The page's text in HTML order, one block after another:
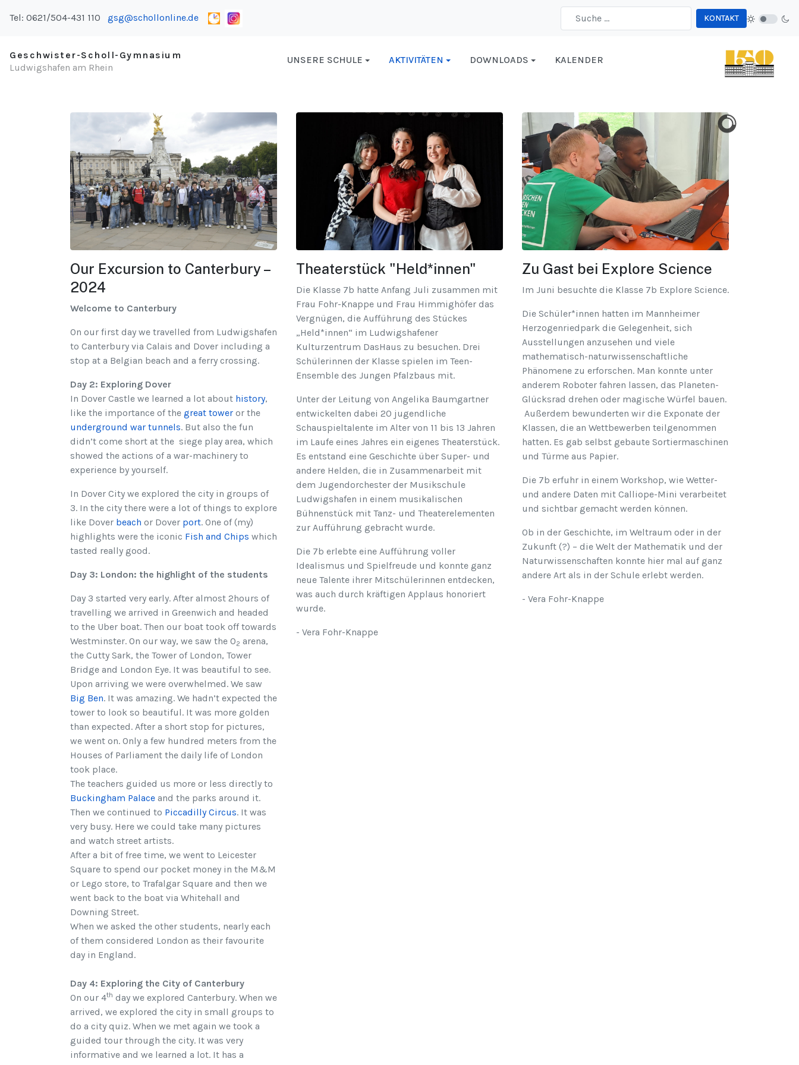
Tel: 0621/504-431 110 gsg@schollonline.de
KONTAKT
Geschwister-Scholl-Gymnasium
Ludwigshafen am Rhein
UNSERE SCHULE AKTIVITÄTEN DOWNLOADS KALENDER
Our Excursion to Canterbury –
2024
Welcome to Canterbury
On our first day we travelled from Ludwigshafen
to Canterbury via Calais and Dover including a
stop at a Belgian beach and a ferry crossing.
Day 2: Exploring Dover
In Dover Castle we learned a lot about history,
like the importance of the great tower or the
underground war tunnels. But also the fun
didn’t come short at the siege play area, which
showed the actions of a war-machinery to
experience by yourself.
In Dover City we explored the city in groups of
3. In the city there were a lot of things to explore
like Dover beach or Dover port. One of (my)
highlights were the iconic Fish and Chips which
tasted really good.
Day 3: London: the highlight of the students
Day 3 started very early. After almost 2hours of
travelling we arrived in Greenwich and headed
to the Uber boat. Then our boat took off towards
Westminster. On our way, we saw the O2 arena,
the Cutty Sark, the Tower of London, Tower
Bridge and London Eye. It was beautiful to see.
Upon arriving we were overwhelmed. We saw
Big Ben. It was amazing. We hadn’t expected the
tower to look so beautiful. It was more golden
than expected. After a short stop for pictures,
we went on. Only a few hundred meters from the
Houses of Parliament the daily life of London
took place.
The teachers guided us more or less directly to
Buckingham Palace and the parks around it.
Then we continued to Piccadilly Circus. It was
very busy. Here we could take many pictures
and watch street artists.
After a bit of free time, we went to Leicester
Square to spend our pocket money in the M&M
or Lego store, to Trafalgar Square and then we
went back to the boat via Whitehall and
Downing Street.
When we asked the other students, nearly each
of them considered London as their favourite
day in England.
Day 4: Exploring the City of Canterbury
On our 4th day we explored Canterbury. When we
arrived, we explored the city in small groups to
do a city quiz. When we met again we took a
guided tour through the city. It was very
informative and we learned a lot. It has a
Theaterstück "Held*innen"
Die Klasse 7b hatte Anfang Juli zusammen mit
Frau Fohr-Knappe und Frau Himmighöfer das
Vergnügen, die Aufführung des Stückes
„Held*innen“ im Ludwigshafener
Kulturzentrum DasHaus zu besuchen. Drei
Schülerinnen der Klasse spielen im Teen-
Ensemble des Jungen Pfalzbaus mit.
Unter der Leitung von Angelika Baumgartner
entwickelten dabei 20 jugendliche
Schauspieltalente im Alter von 11 bis 13 Jahren
im Laufe eines Jahres ein eigenes Theaterstück.
Es entstand eine Geschichte über Super- und
andere Helden, die in Zusammenarbeit mit
dem Jugendorchester der Musikschule
Ludwigshafen in einem musikalischen
Bühnenstück mit Tanz- und Theaterelementen
zur Aufführung gebracht wurde.
Die 7b erlebte eine Aufführung voller
Idealismus und Spielfreude und konnte ganz
neue Talente ihrer Mitschülerinnen entdecken,
was auch durch kräftigen Applaus honoriert
wurde.
- Vera Fohr-Knappe
Zu Gast bei Explore Science
Im Juni besuchte die Klasse 7b Explore Science.
Die Schüler*innen hatten im Mannheimer
Herzogenriedpark die Gelegenheit, sich
Ausstellungen anzusehen und viele
mathematisch-naturwissenschaftliche
Phänomene zu erforschen. Man konnte unter
anderem Roboter fahren lassen, das Planeten-
Glücksrad drehen oder magische Würfel bauen.
Außerdem bewunderten wir die Exponate der
Klassen, die an Wettbewerben teilgenommen
hatten. Es gab selbst gebaute Sortiermaschinen
und Türme aus Papier.
Die 7b erfuhr in einem Workshop, wie Wetter-
und andere Daten mit Calliope-Mini verarbeitet
und sichtbar gemacht werden können.
Ob in der Geschichte, im Weltraum oder in der
Zukunft (?) – die Welt der Mathematik und der
Naturwissenschaften konnte hier mal auf ganz
andere Art als in der Schule erlebt werden.
- Vera Fohr-Knappe